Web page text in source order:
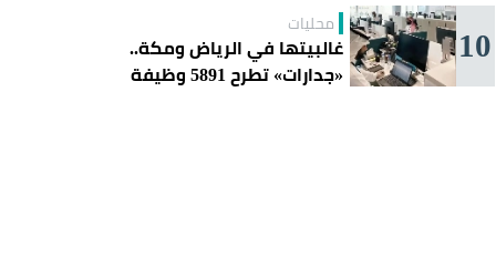
10 محليات
غالبيتها في الرياض ومكة..
«جدارات» تطرح 5891 وظيفة